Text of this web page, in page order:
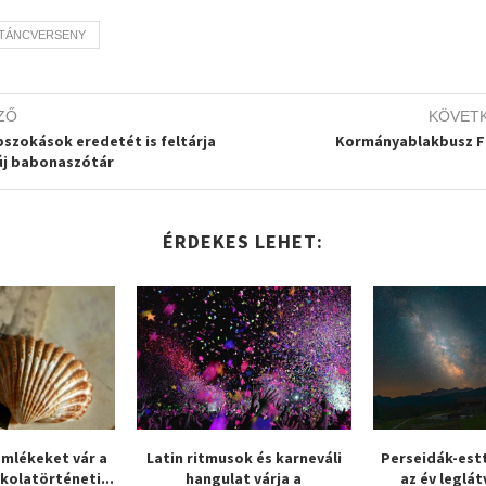
eredetét is feltárja
babonaszótár
Kormányablakbusz
ÉRDEKES LEHET:
vár a
Latin ritmusok és karneváli
hangulat várja a
Perseidák-
az év